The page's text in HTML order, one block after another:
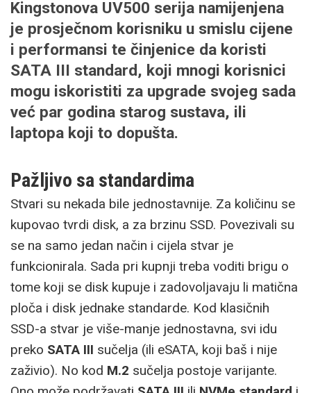
Kingstonova UV500 serija namijenjena
je prosječnom korisniku u smislu cijene
i performansi te činjenice da koristi
SATA III standard, koji mnogi korisnici
mogu iskoristiti za upgrade svojeg sada
već par godina starog sustava, ili
laptopa koji to dopušta.
Pažljivo sa standardima
Stvari su nekada bile jednostavnije. Za količinu se
kupovao tvrdi disk, a za brzinu SSD. Povezivali su
se na samo jedan način i cijela stvar je
funkcionirala. Sada pri kupnji treba voditi brigu o
tome koji se disk kupuje i zadovoljavaju li matična
ploča i disk jednake standarde. Kod klasičnih
SSD-a stvar je više-manje jednostavna, svi idu
preko SATA III sučelja (ili eSATA, koji baš i nije
zaživio). No kod M.2 sučelja postoje varijante.